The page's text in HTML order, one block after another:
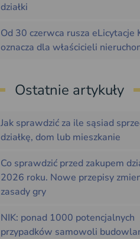
działki
Od 30 czerwca rusza eLicytacje
oznacza dla właścicieli
Ostatnie artykuły
Jak sprawdzić za ile sąsiad
działkę, dom lub mieszkanie
Co sprawdzić przed zakupem
2026 roku. Nowe przepisy
zasady gry
NIK: ponad 1000 potencjalnych
przypadków samowoli